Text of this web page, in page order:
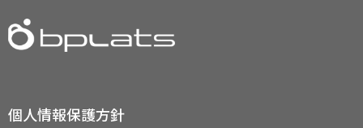
個人情報保護方針